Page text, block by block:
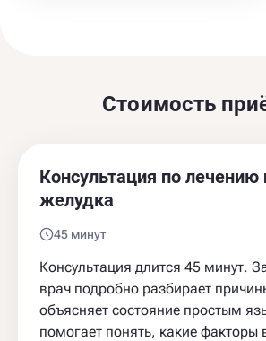
Стоимость
Консультация по лечению
желудка
45 минут
Консультация длится 45 минут.
врач подробно разбирает
объясняет состояние простым
помогает понять, какие факторы